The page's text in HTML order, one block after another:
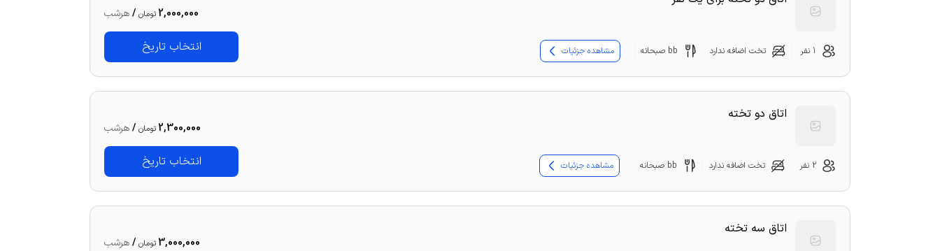
2,000,000تومان /هرشب
انتخاب تاریخ 1 نفر تخت اضافه ندارد bb صبحانه مشاهده جزئیات
اتاق دو تخته
2,300,000تومان /هرشب
انتخاب تاریخ 2 نفر تخت اضافه ندارد bb صبحانه مشاهده جزئیات
اتاق سه تخته
3,000,000تومان /هرشب